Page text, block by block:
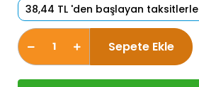
38,44 TL 'den başlayan taksitlerle
Sepete Ekle